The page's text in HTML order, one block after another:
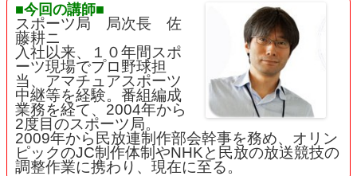
■今回の講師■
スポーツ局 局次長 佐
藤耕ニ
入社以来、１０年間スポ
ーツ現場でプロ野球担
当、アマチュアスポーツ
中継等を経験。番組編成
業務を経て、2004年から
2度目のスポーツ局。
2009年から民放連制作部会幹事を務め、オリン
ピックのJC制作体制やNHKと民放の放送競技の
調整作業に携わり、現在に至る。